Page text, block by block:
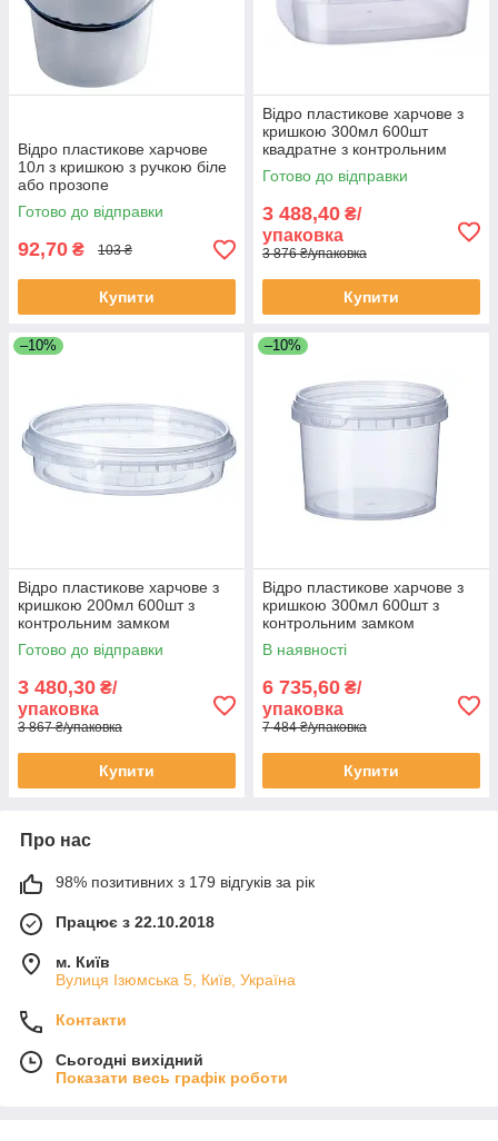
Відро пластикове харчове
10л з кришкою з ручкою біле
або прозопе
Готово до відправки
92,70 ₴ 103 ₴
Купити
Відро пластикове харчове з
кришкою 300мл 600шт
квадратне з контрольним
замком
Готово до відправки
3 488,40 ₴/
упаковка
3 876 ₴/упаковка
Купити
–10%
Відро пластикове харчове з
кришкою 200мл 600шт з
контрольним замком
Готово до відправки
3 480,30 ₴/
упаковка
3 867 ₴/упаковка
Купити
–10%
Відро пластикове харчове з
кришкою 300мл 600шт з
контрольним замком
В наявності
6 735,60 ₴/
упаковка
7 484 ₴/упаковка
Купити
Про нас
98% позитивних з 179 відгуків за рік
Працює з 22.10.2018
м. Київ
Вулиця Ізюмська 5, Київ, Україна
Контакти
Сьогодні вихідний
Показати весь графік роботи